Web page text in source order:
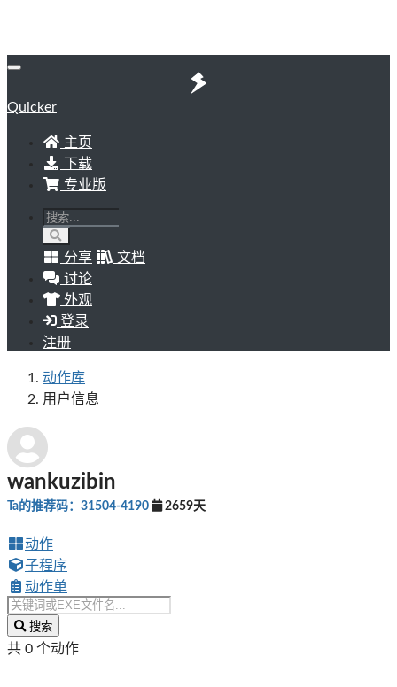
Quicker
主页
下载
专业版
分享
文档
讨论
外观
登录
注册
动作库
用户信息
wankuzibin
Ta的推荐码：31504-4190 2659天
动作
子程序
动作单
搜索
共 0 个动作